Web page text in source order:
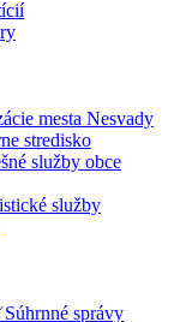
mesta Nesvady
stredisko
služby obce
služby
Súhrnné správy